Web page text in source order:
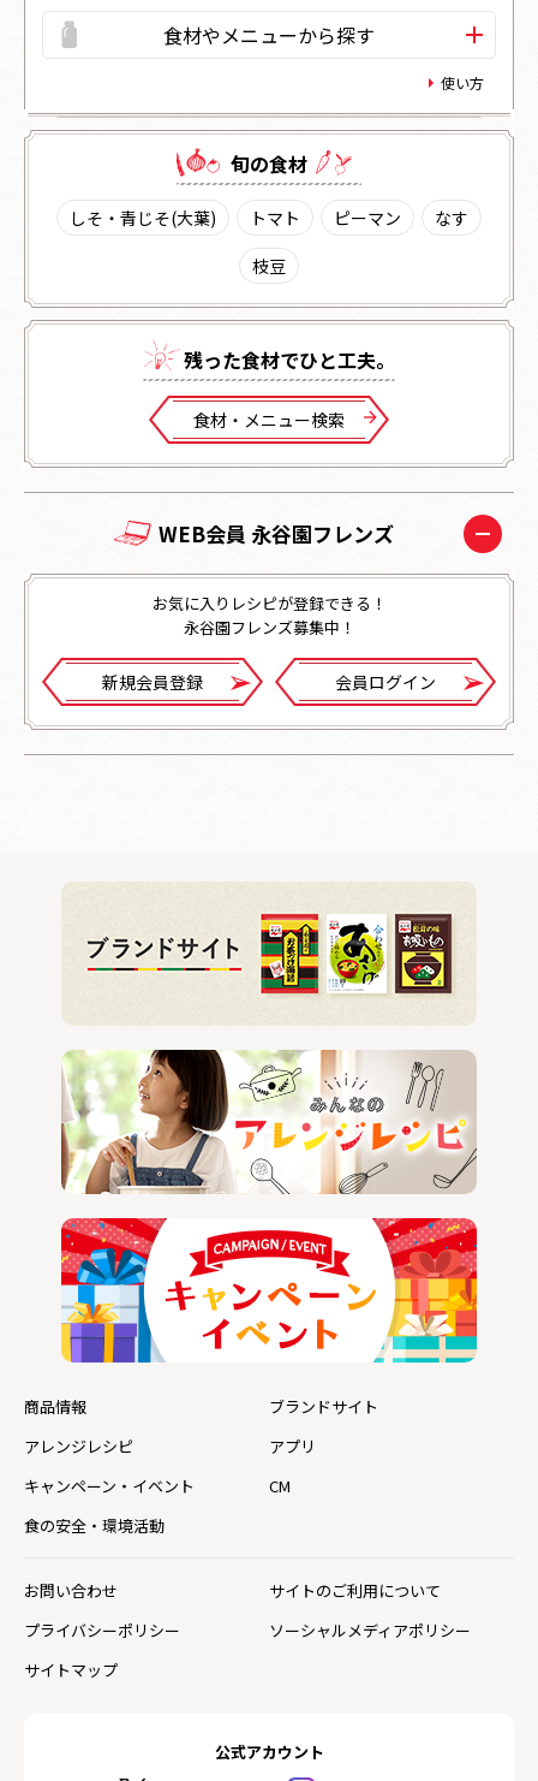
食材やメニューから探す
使い方
旬の⾷材
しそ・青じそ(大葉) トマト ピーマン
なす
枝豆
残った⾷材でひと⼯夫。
⾷材・メニュー検索
WEB会員 永谷園フレンズ
お気に入りレシピが登録できる！
永谷園フレンズ募集中！
新規会員登録 会員ログイン
公式アカウント
商品情報
ブランドサイト
アレンジレシピ
アプリ
キャンペーン・イベント
CM
食の安全・環境活動
お問い合わせ
サイトのご利用について
プライバシーポリシー
ソーシャルメディアポリシー
サイトマップ